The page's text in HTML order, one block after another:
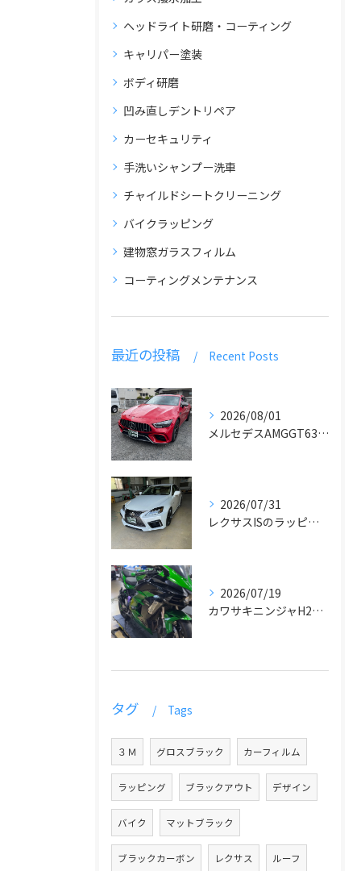
ヘッドライト研磨・コーティング
キャリパー塗装
ボディ研磨
凹み直しデントリペア
カーセキュリティ
手洗いシャンプー洗車
チャイルドシートクリーニング
バイクラッピング
建物窓ガラスフィルム
コーティングメンテナンス
最近の投稿 Recent Posts
2026/08/01
メルセデスAMGGT63のラッピング
2026/07/31
レクサスISのラッピングとデカール貼り
2026/07/19
カワサキニンジャH2SXラッピング
タグ Tags
３Ｍ グロスブラック カーフィルム
ラッピング ブラックアウト デザイン
バイク マットブラック
ブラックカーボン レクサス ルーフ